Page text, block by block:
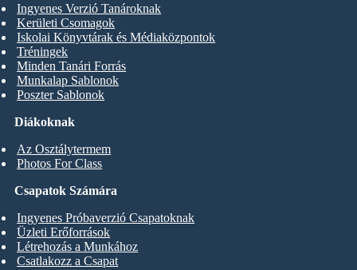
Diákoknak
Az Osztálytermem
Photos For Class
Ingyenes Verzió Tanároknak
Kerületi Csomagok
Iskolai Könyvtárak és Médiaközpontok
Tréningek
Minden Tanári Forrás
Munkalap Sablonok
Poszter Sablonok
Csapatok Számára
Ingyenes Próbaverzió Csapatoknak
Üzleti Erőforrások
Létrehozás a Munkához
Csatlakozz a Csapat